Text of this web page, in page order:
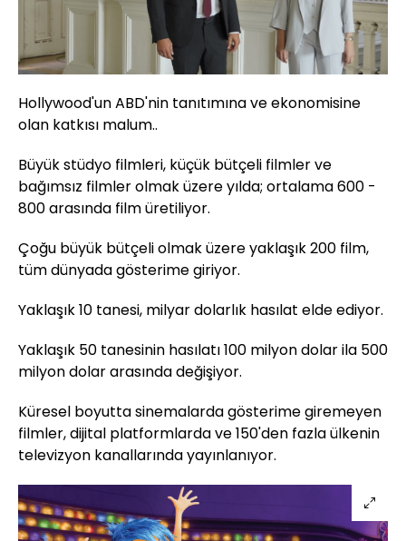
Hollywood'un ABD'nin tanıtımına ve ekonomisine
olan katkısı malum..
Büyük stüdyo filmleri, küçük bütçeli filmler ve
bağımsız filmler olmak üzere yılda; ortalama 600 -
800 arasında film üretiliyor.
Çoğu büyük bütçeli olmak üzere yaklaşık 200 film,
tüm dünyada gösterime giriyor.
Yaklaşık 10 tanesi, milyar dolarlık hasılat elde ediyor.
Yaklaşık 50 tanesinin hasılatı 100 milyon dolar ila 500
milyon dolar arasında değişiyor.
Küresel boyutta sinemalarda gösterime giremeyen
filmler, dijital platformlarda ve 150'den fazla ülkenin
televizyon kanallarında yayınlanıyor.